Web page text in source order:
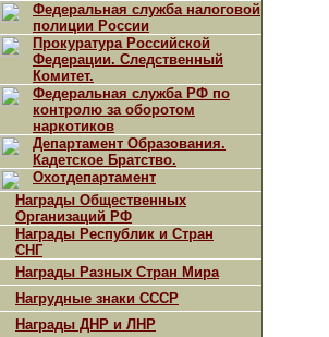
Федеральная служба налоговой
полиции России
Прокуратура Российской
Федерации. Следственный
Комитет.
Федеральная служба РФ по
контролю за оборотом
наркотиков
Департамент Образования.
Кадетское Братство.
Охотдепартамент
Награды Общественных
Организаций РФ
Награды Республик и Стран
СНГ
Награды Разных Стран Мира
Нагрудные знаки СССР
Награды ДНР и ЛНР